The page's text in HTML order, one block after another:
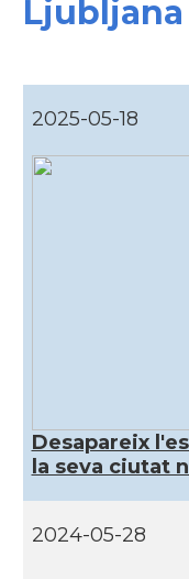
Ljubljana
2025-05-18
Desapareix
la seva ciutat
2024-05-28